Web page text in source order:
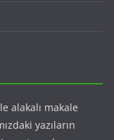
alakalı makale
yazıların